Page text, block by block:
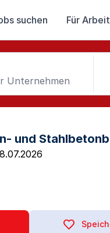
suchen Für
und